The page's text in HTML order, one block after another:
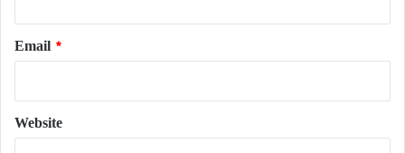
Email *
Website